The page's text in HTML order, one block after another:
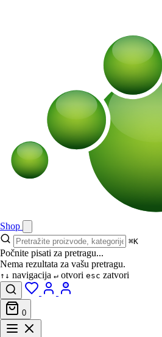
Shop
⌘K
Počnite pisati za pretragu...
Nema rezultata za vašu pretragu.
↑↓ navigacija ↵ otvori esc zatvori
0